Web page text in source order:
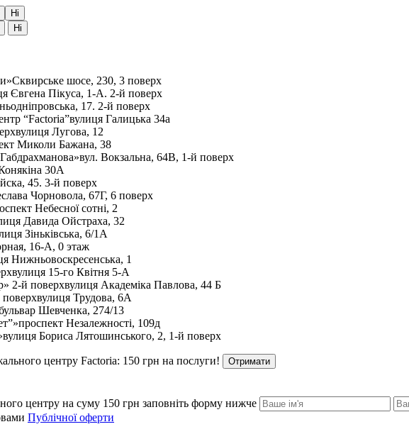
Ні
Ні
Сквирське шосе, 230, 3 поверх
Євгена Пікуса, 1-А. 2-й поверх
17. 2-й поверх
“Factoria”вулиця Галицька 34а
вулиця Лугова, 12
Миколи Бажана, 38
вул. Вокзальна, 64В, 1-й поверх
30А
45. 3-й поверх
Чорновола, 67Г, 6 поверх
Небесної сотні, 2
Давида Ойстраха, 32
Зіньківська, 6/1А
16-А, 0 этаж
Нижньовоскресенська, 1
вулиця 15-го Квітня 5-А
2-й поверхвулиця Академіка Павлова, 44 Б
вулиця Трудова, 6А
Шевченка, 274/13
проспект Незалежності, 109д
вулиця Бориса Лятошинського, 2, 1-й поверх
центру Factoria: 150 грн на послуги! Отримати
центру на суму 150 грн заповніть форму нижче
Публічної оферти